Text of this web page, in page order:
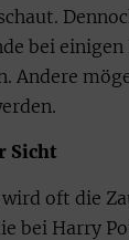
bei einigen
Andere
Sicht
oft die
bei Harry